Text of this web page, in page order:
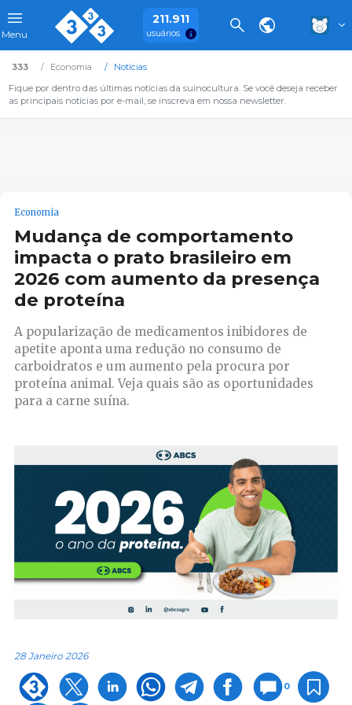
Menu
211.911
usuários
333 Economia
Notícias
Fique por dentro das últimas notícias da suinocultura. Se você deseja receber
as principais notícias por e-mail, se inscreva em nossa newsletter.
Economia
Mudança de comportamento
impacta o prato brasileiro em
2026 com aumento da presença
de proteína
A popularização de medicamentos inibidores de
apetite aponta uma redução no consumo de
carboidratos e um aumento pela procura por
proteína animal. Veja quais são as oportunidades
para a carne suína.
28 Janeiro 2026
0